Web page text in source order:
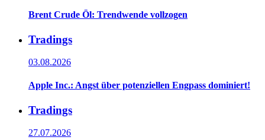
Brent Crude Öl: Trendwende vollzogen
Tradings
03.08.2026
Apple Inc.: Angst über potenziellen Engpass dominiert!
Tradings
27.07.2026